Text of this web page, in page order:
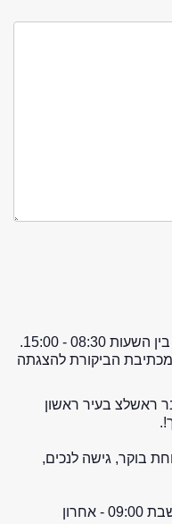
- 15:00.
מכתיבת הביקורת להצגתה
ראשלצ בעיר ראשון
בוקר, גישה לנכים,
שבת 09:00 - אחרון